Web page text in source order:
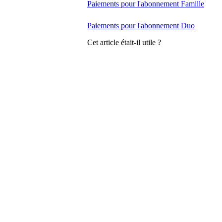
Paiements pour l'abonnement Famille
Paiements pour l'abonnement Duo
Cet article était-il utile ?